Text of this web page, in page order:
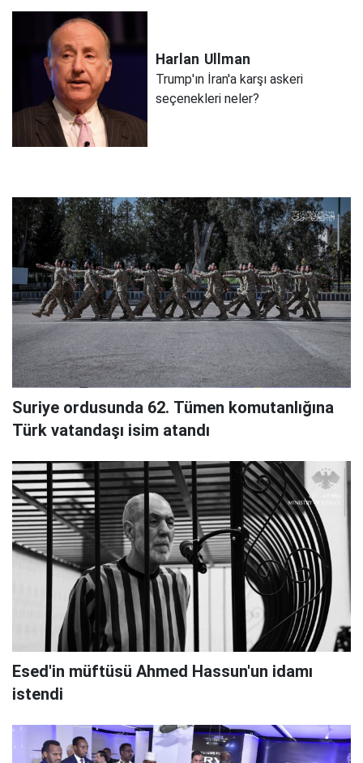
Harlan Ullman
Trump'ın İran'a karşı askeri
seçenekleri neler?
Suriye ordusunda 62. Tümen komutanlığına
Türk vatandaşı isim atandı
Esed'in müftüsü Ahmed Hassun'un idamı
istendi